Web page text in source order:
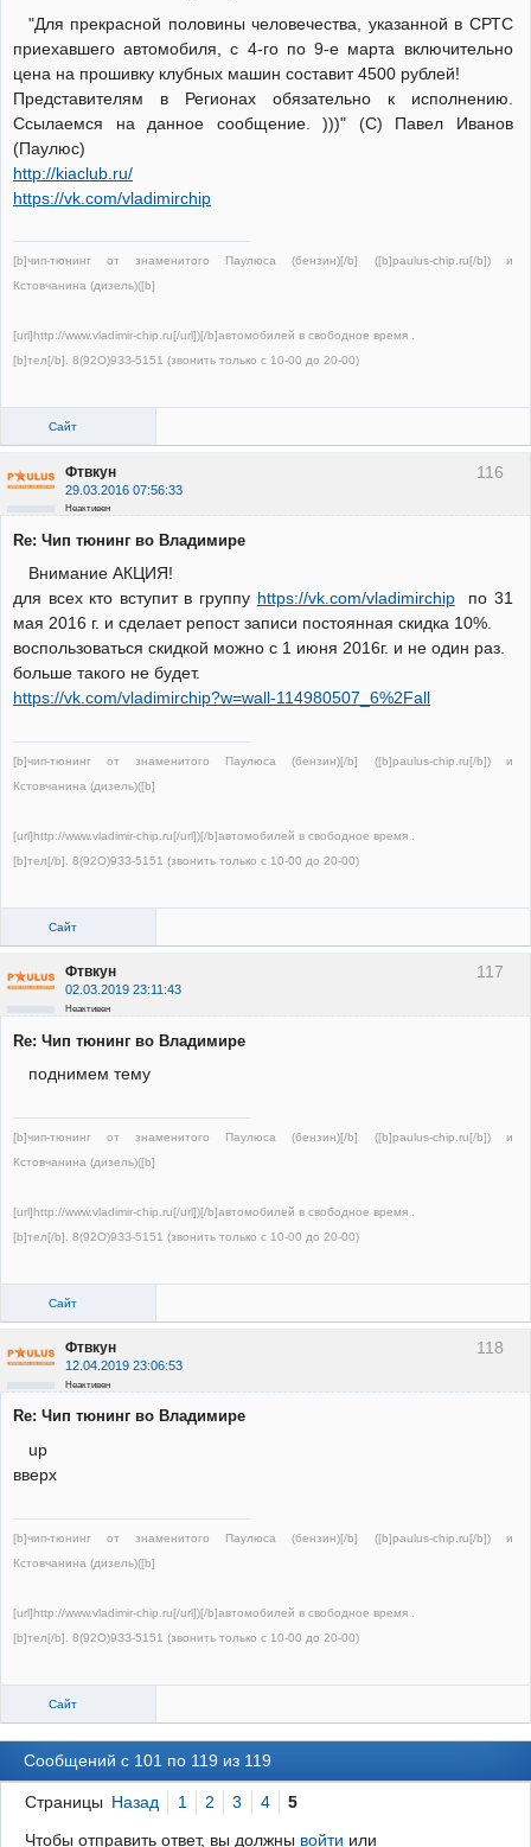
"Для прекрасной половины человечества, указанной в СРТС
приехавшего автомобиля, с 4-го по 9-е марта включительно
цена на прошивку клубных машин составит 4500 рублей!
Представителям в Регионах обязательно к исполнению.
Ссылаемся на данное сообщение. )))" (С) Павел Иванов
(Паулюс)
http://kiaclub.ru/
https://vk.com/vladimirchip
[b]чип-тюнинг от знаменитого Паулюса (бензин)[/b] ([b]paulus-chip.ru[/b]) и
Кстовчанина (дизель)([b]
[url]http://www.vladimir-chip.ru[/url])[/b]автомобилей в свободное время .
[b]тел[/b]. 8(92О)9ЗЗ-5151 (звонить только с 10-00 до 20-00)
Сайт
116
Фтвкун
29.03.2016 07:56:33
Неактивен
Re: Чип тюнинг во Владимире
Внимание АКЦИЯ!
для всех кто вступит в группу https://vk.com/vladimirchipпо 31
мая 2016 г. и сделает репост записи постоянная скидка 10%.
воспользоваться скидкой можно с 1 июня 2016г. и не один раз.
больше такого не будет.
https://vk.com/vladimirchip?w=wall-114980507_6%2Fall
[b]чип-тюнинг от знаменитого Паулюса (бензин)[/b] ([b]paulus-chip.ru[/b]) и
Кстовчанина (дизель)([b]
[url]http://www.vladimir-chip.ru[/url])[/b]автомобилей в свободное время .
[b]тел[/b]. 8(92О)9ЗЗ-5151 (звонить только с 10-00 до 20-00)
Сайт
117
Фтвкун
02.03.2019 23:11:43
Неактивен
Re: Чип тюнинг во Владимире
поднимем тему
[b]чип-тюнинг от знаменитого Паулюса (бензин)[/b] ([b]paulus-chip.ru[/b]) и
Кстовчанина (дизель)([b]
[url]http://www.vladimir-chip.ru[/url])[/b]автомобилей в свободное время .
[b]тел[/b]. 8(92О)9ЗЗ-5151 (звонить только с 10-00 до 20-00)
Сайт
118
Фтвкун
12.04.2019 23:06:53
Неактивен
Re: Чип тюнинг во Владимире
up
вверх
[b]чип-тюнинг от знаменитого Паулюса (бензин)[/b] ([b]paulus-chip.ru[/b]) и
Кстовчанина (дизель)([b]
[url]http://www.vladimir-chip.ru[/url])[/b]автомобилей в свободное время .
[b]тел[/b]. 8(92О)9ЗЗ-5151 (звонить только с 10-00 до 20-00)
Сайт
Сообщений с 101 по 119 из 119
Страницы Назад 1 2 3 4 5
Чтобы отправить ответ, вы должны войти или